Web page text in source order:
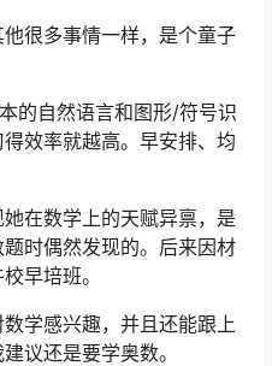
很多事情一样，是个童子
的自然语言和图形/符号识
效率就越高。早安排、均
在数学上的天赋异禀，是
时偶然发现的。后来因材
早培班。
学感兴趣，并且还能跟上
议还是要学奥数。